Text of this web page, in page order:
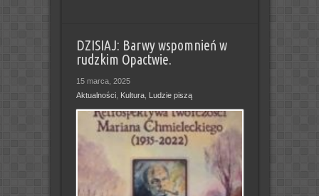
DZISIAJ: Barwy wspomnień w
rudzkim Opactwie.
15 marca, 2025
Aktualności, Kultura, Ludzie piszą